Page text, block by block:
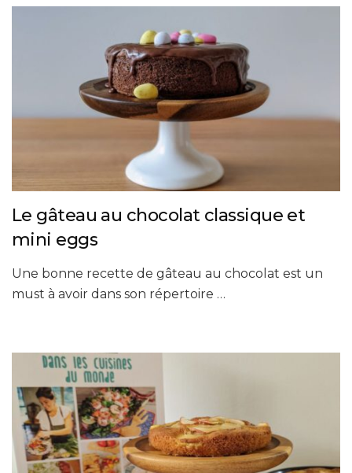
Le gâteau au chocolat classique et
mini eggs
Une bonne recette de gâteau au chocolat est un
must à avoir dans son répertoire …